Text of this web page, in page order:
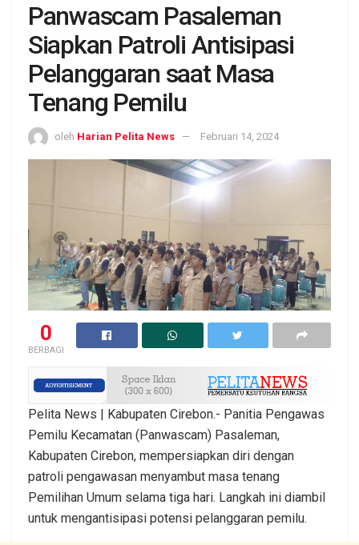
Panwascam Pasaleman
Siapkan Patroli Antisipasi
Pelanggaran saat Masa
Tenang Pemilu
oleh Harian Pelita News Februari 14, 2024
0
BERBAGI
Pelita News | Kabupaten Cirebon.- Panitia Pengawas
Pemilu Kecamatan (Panwascam) Pasaleman,
Kabupaten Cirebon, mempersiapkan diri dengan
patroli pengawasan menyambut masa tenang
Pemilihan Umum selama tiga hari. Langkah ini diambil
untuk mengantisipasi potensi pelanggaran pemilu.